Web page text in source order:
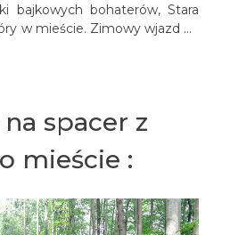
bajkowych bohaterów, Stara
w mieście. Zimowy wjazd na
spacer z
mieście :